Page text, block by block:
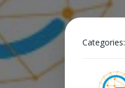
Categories: